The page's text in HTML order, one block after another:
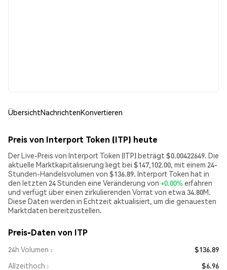
ÜbersichtNachrichtenKonvertieren
Preis von Interport Token (ITP) heute
Der Live-Preis von Interport Token (ITP) beträgt $0.00422649. Die
aktuelle Marktkapitalisierung liegt bei $147,102.00, mit einem 24-
Stunden-Handelsvolumen von $136.89. Interport Token hat in
den letzten 24 Stunden eine Veränderung von +0.00% erfahren
und verfügt über einen zirkulierenden Vorrat von etwa 34.80M.
Diese Daten werden in Echtzeit aktualisiert, um die genauesten
Marktdaten bereitzustellen.
Preis-Daten von ITP
24h Volumen
$136.89
Allzeithoch
$6.96